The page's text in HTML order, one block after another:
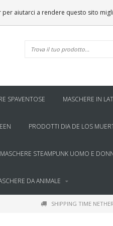
SPAVENTOSE MASCHERE IN
PRODOTTI DIA DE LOS
MASCHERE STEAMPUNK UOMO E
DA ANIMALE
SHIPPING TIME
aiutarci a rendere questo sito